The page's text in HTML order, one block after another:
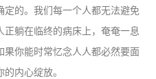
的。我们每一个人都无法避免
躺在临终的病床上，奄奄一息
果你能时常忆念人人都必然要面
内心绽放。